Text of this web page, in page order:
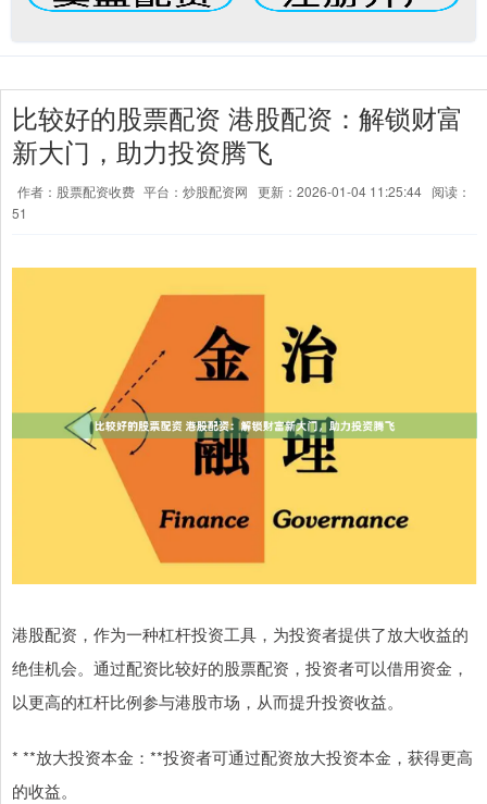
比较好的股票配资 港股配资：解锁财富
新大门，助力投资腾飞
作者：股票配资收费 平台：炒股配资网 更新：2026-01-04 11:25:44 阅读：
51
港股配资，作为一种杠杆投资工具，为投资者提供了放大收益的
绝佳机会。通过配资比较好的股票配资，投资者可以借用资金，
以更高的杠杆比例参与港股市场，从而提升投资收益。
* **放大投资本金：**投资者可通过配资放大投资本金，获得更高
的收益。